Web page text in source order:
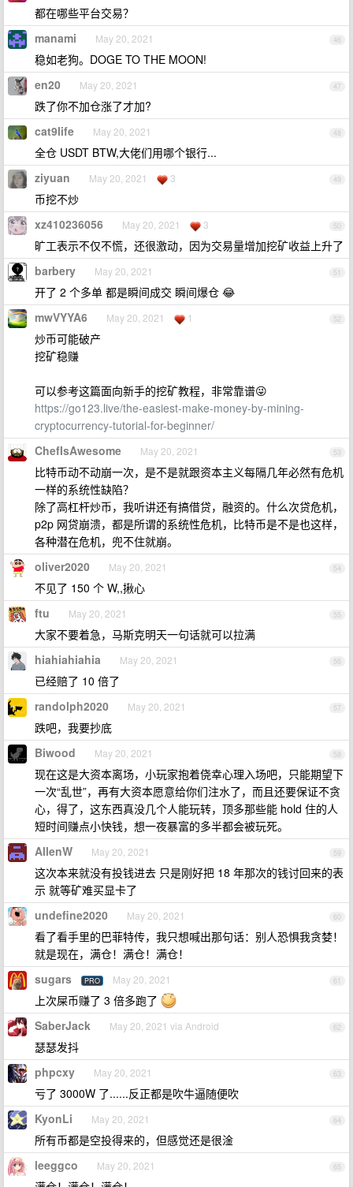
都在哪些平台交易？
46
manami May 20, 2021
稳如老狗。DOGE TO THE MOON!
47
en20 May 20, 2021
跌了你不加仓涨了才加?
48
cat9life May 20, 2021
全仓 USDT BTW,大佬们用哪个银行...
49
ziyuan May 20, 2021 3
币挖不炒
50
xz410236056 May 20, 2021 3
旷工表示不仅不慌，还很激动，因为交易量增加挖矿收益上升了
51
barbery May 20, 2021
开了 2 个多单 都是瞬间成交 瞬间爆仓 😂
52
mwVYYA6 May 20, 2021 1
炒币可能破产
挖矿稳赚
可以参考这篇面向新手的挖矿教程，非常靠谱😜
https://go123.live/the-easiest-make-money-by-mining-
cryptocurrency-tutorial-for-beginner/
53
ChefIsAwesome May 20, 2021
比特币动不动崩一次，是不是就跟资本主义每隔几年必然有危机
一样的系统性缺陷？
除了高杠杆炒币，我听讲还有搞借贷，融资的。什么次贷危机，
p2p 网贷崩溃，都是所谓的系统性危机，比特币是不是也这样，
各种潜在危机，兜不住就崩。
54
oliver2020 May 20, 2021
不见了 150 个 W,,揪心
55
ftu May 20, 2021
大家不要着急，马斯克明天一句话就可以拉满
56
hiahiahiahia May 20, 2021
已经赔了 10 倍了
57
randolph2020 May 20, 2021
跌吧，我要抄底
58
Biwood May 20, 2021
现在这是大资本离场，小玩家抱着侥幸心理入场吧，只能期望下
一次“乱世”，再有大资本愿意给你们注水了，而且还要保证不贪
心，得了，这东西真没几个人能玩转，顶多那些能 hold 住的人
短时间赚点小快钱，想一夜暴富的多半都会被玩死。
59
AllenW May 20, 2021
这次本来就没有投钱进去 只是刚好把 18 年那次的钱讨回来的表
示 就等矿难买显卡了
60
undefine2020 May 20, 2021
看了看手里的巴菲特传，我只想喊出那句话：别人恐惧我贪婪！
就是现在，满仓！满仓！满仓！
61
sugars PRO May 20, 2021
上次屎币赚了 3 倍多跑了
62
SaberJack May 20, 2021 via Android
瑟瑟发抖
63
phpcxy May 20, 2021
亏了 3000W 了......反正都是吹牛逼随便吹
64
KyonLi May 20, 2021
所有币都是空投得来的，但感觉还是很淦
65
leeggco May 20, 2021